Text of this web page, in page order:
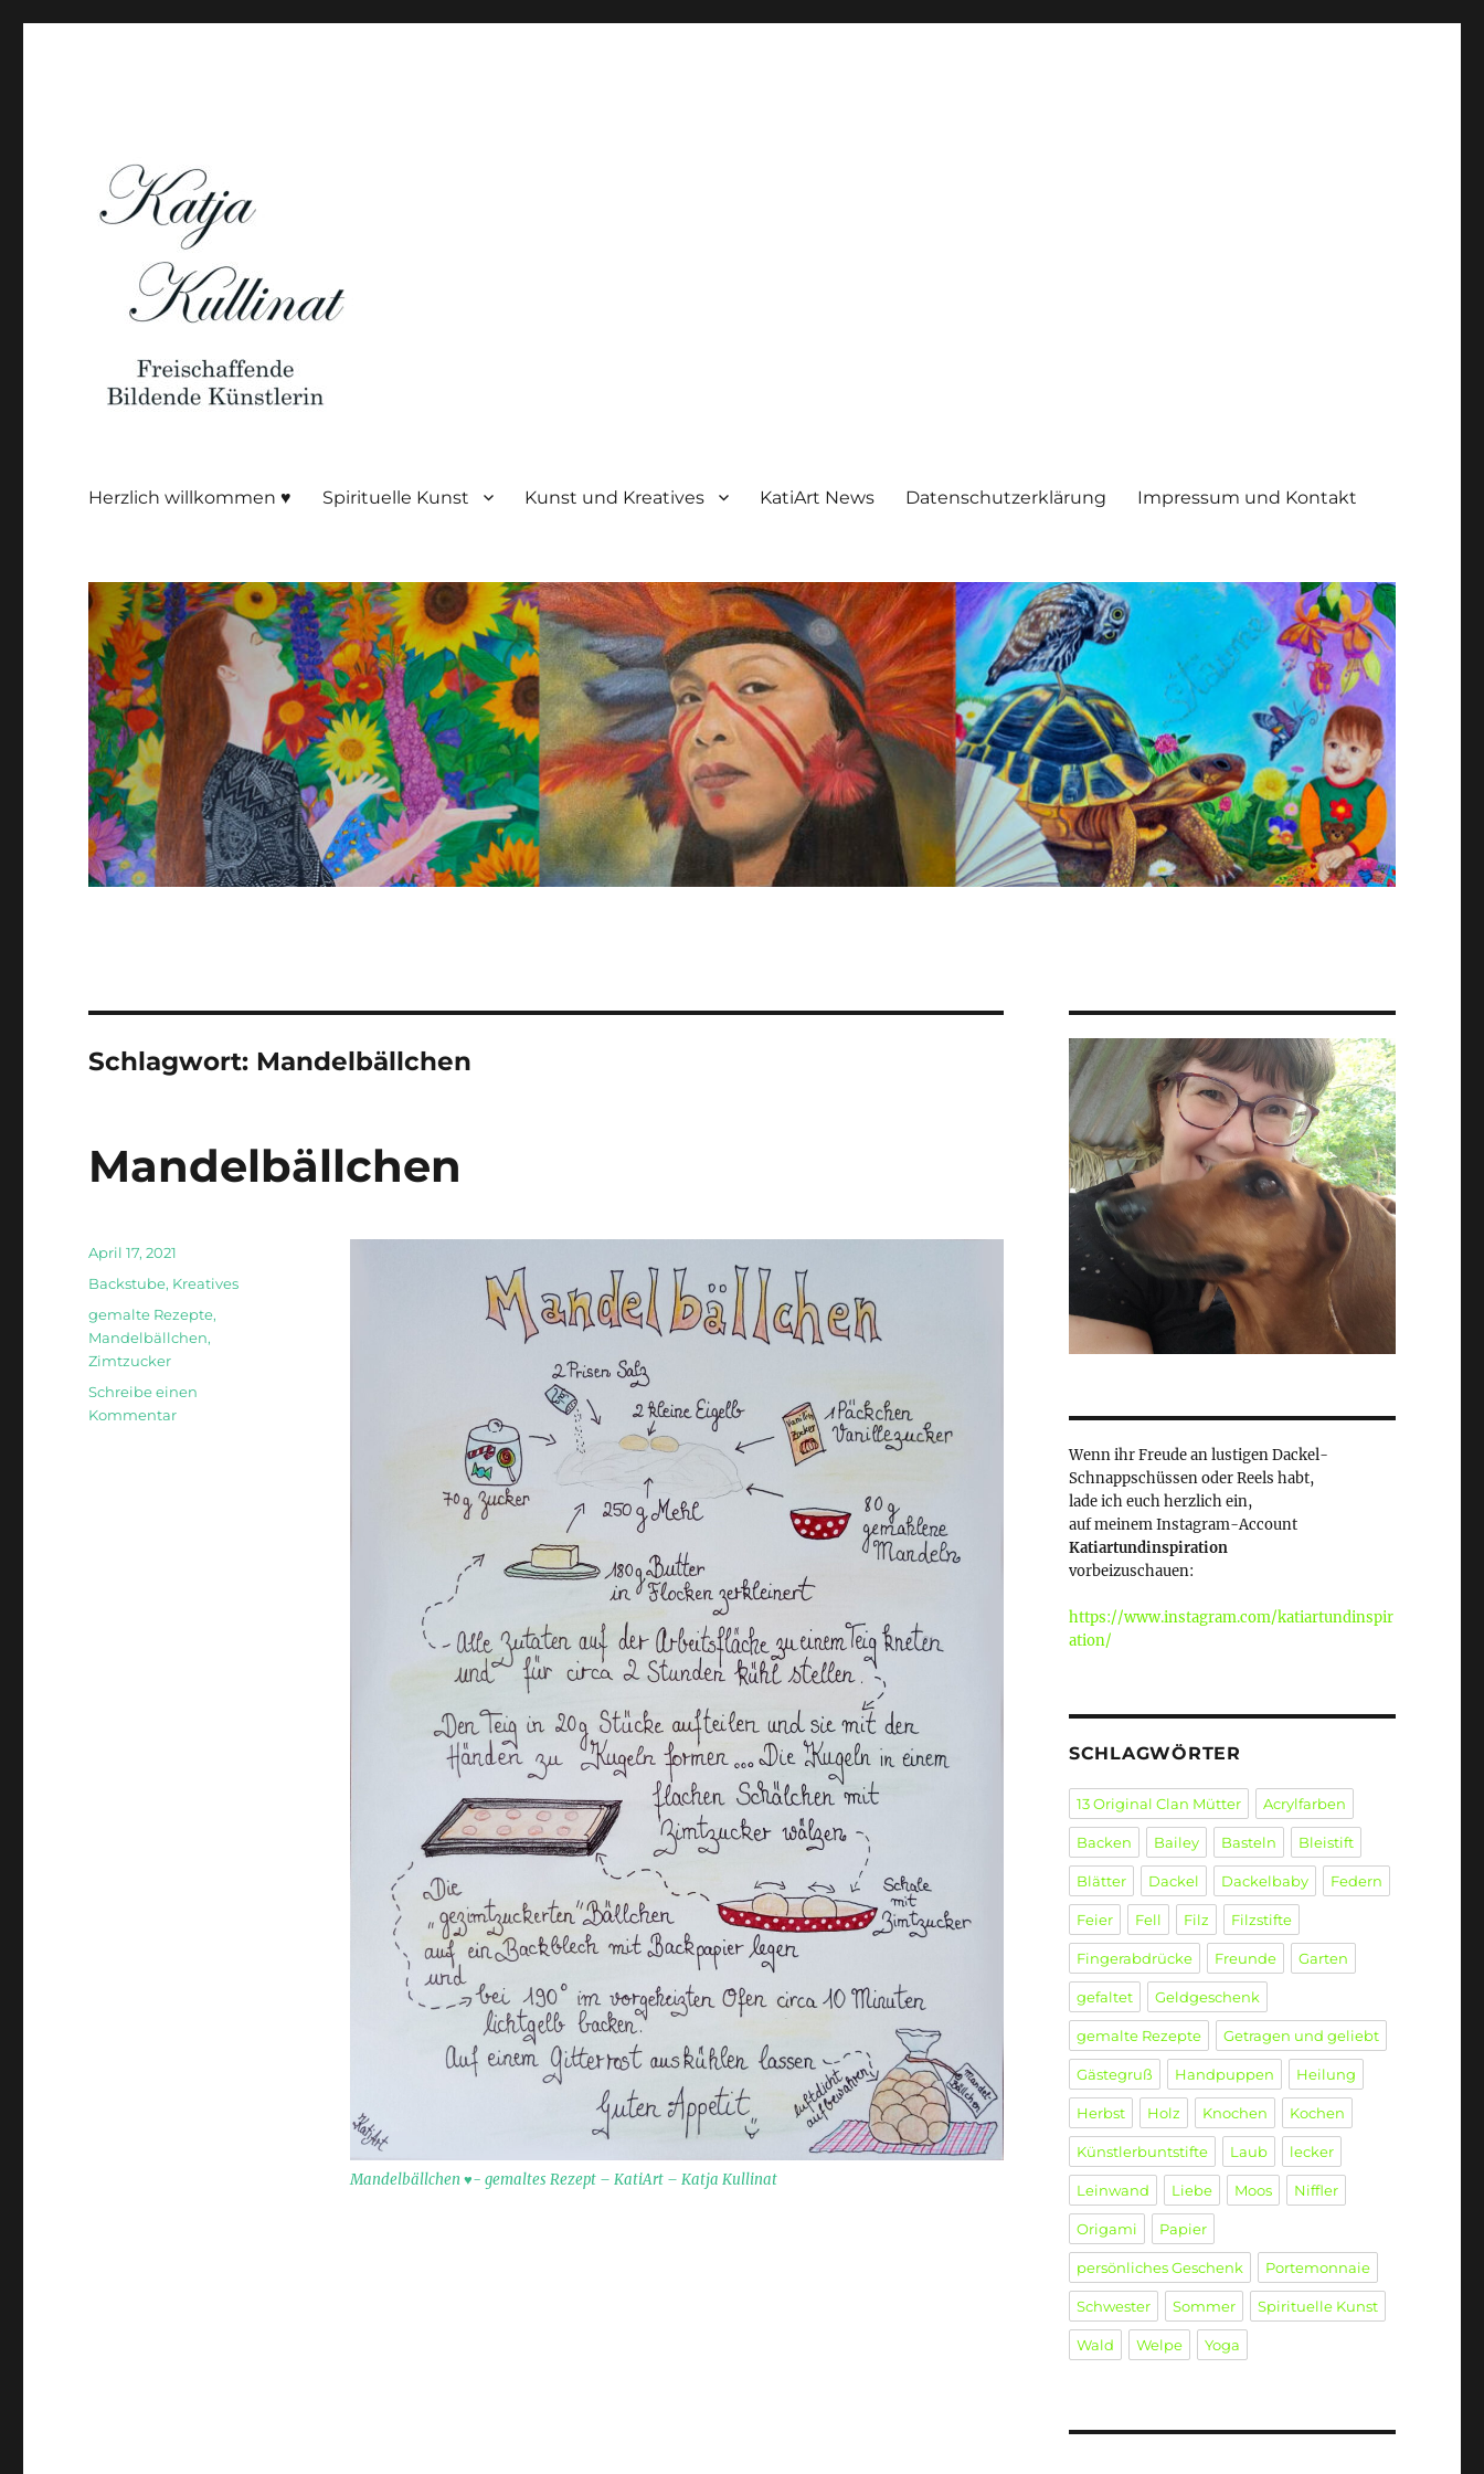
Herzlich willkommen ♥ Spirituelle Kunst Kunst und Kreatives KatiArt News Datenschutzerklärung Impressum und Kontakt
Schlagwort: Mandelbällchen
Mandelbällchen
Mandelbällchen ♥- gemaltes Rezept – KatiArt – Katja Kullinat
Veröffentlicht
April 17, 2021
Kategorien
Backstube, Kreatives
Schlagwörter
gemalte Rezepte,
Mandelbällchen,
Zimtzucker
Schreibe einen
Kommentarzu
Wenn ihr Freude an lustigen Dackel-
Schnappschüssen oder Reels habt,
lade ich euch herzlich ein,
auf meinem Instagram-Account
Katiartundinspiration
vorbeizuschauen:
https://www.instagram.com/katiartundinspir
ation/
SCHLAGWÖRTER
13 Original Clan Mütter Acrylfarben
Backen Bailey Basteln Bleistift
Blätter Dackel Dackelbaby Federn
Feier Fell Filz Filzstifte
Fingerabdrücke Freunde Garten
gefaltet Geldgeschenk
gemalte Rezepte Getragen und geliebt
Gästegruß Handpuppen Heilung
Herbst Holz Knochen Kochen
Künstlerbuntstifte Laub lecker
Leinwand Liebe Moos Niffler
Origami Papier
persönliches Geschenk Portemonnaie
Schwester Sommer Spirituelle Kunst
Wald Welpe Yoga